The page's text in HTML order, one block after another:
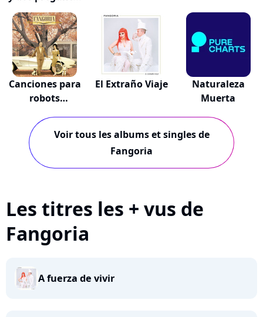
Canciones para
robots
El Extraño Viaje
Naturaleza
Muerta
Voir tous les albums et singles de
Fangoria
Les titres les + vus de
Fangoria
A fuerza de vivir